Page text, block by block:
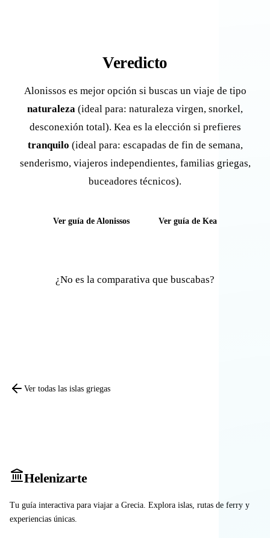
Veredicto
Alonissos es mejor opción si buscas un viaje de tipo
naturaleza (ideal para: naturaleza virgen, snorkel,
desconexión total). Kea es la elección si prefieres
tranquilo (ideal para: escapadas de fin de semana,
senderismo, viajeros independientes, familias griegas,
buceadores técnicos).
Ver guía de Alonissos Ver guía de Kea
¿No es la comparativa que buscabas?
Ver todas las islas griegas
Helenizarte
Tu guía interactiva para viajar a Grecia. Explora islas, rutas de ferry y
experiencias únicas.